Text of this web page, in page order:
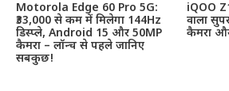
Motorola Edge 60 Pro 5G:
₹33,000 से कम में मिलेगा 144Hz
डिस्प्ले, Android 15 और 50MP
कैमरा – लॉन्च से पहले जानिए
सबकुछ!
iQOO
वाला
कैमरा